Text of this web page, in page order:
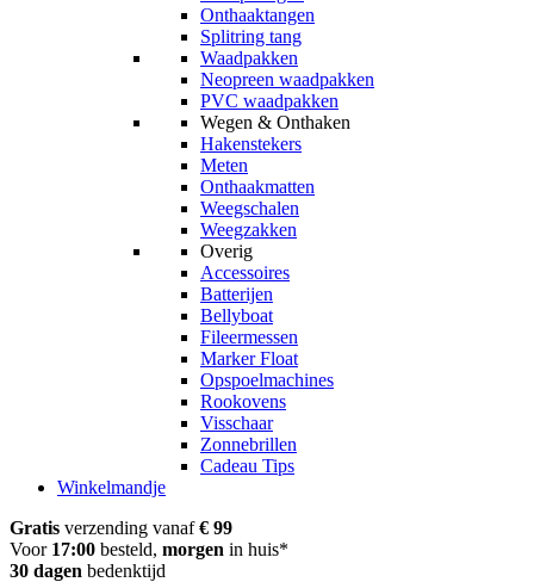
Onthaaktangen
Splitring tang
Waadpakken
Neopreen waadpakken
PVC waadpakken
Wegen & Onthaken
Hakenstekers
Meten
Onthaakmatten
Weegschalen
Weegzakken
Overig
Accessoires
Batterijen
Bellyboat
Fileermessen
Marker Float
Opspoelmachines
Rookovens
Visschaar
Zonnebrillen
Cadeau Tips
Winkelmandje
Gratis verzending vanaf€ 99
Voor 17:00 besteld, morgen in huis*
30 dagen bedenktijd